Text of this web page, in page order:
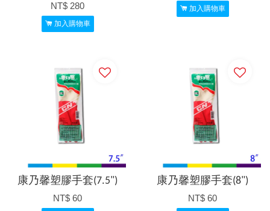
NT$ 280
加入購物車
加入購物車
康乃馨塑膠手套(7.5")
NT$ 60
康乃馨塑膠手套(8")
NT$ 60